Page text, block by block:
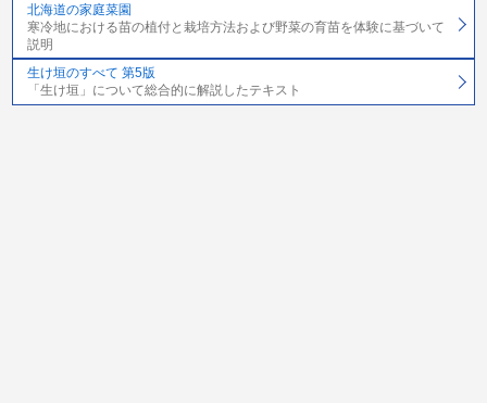
北海道の家庭菜園
寒冷地における苗の植付と栽培方法および野菜の育苗を体験に基づいて
説明
生け垣のすべて 第5版
「生け垣」について総合的に解説したテキスト